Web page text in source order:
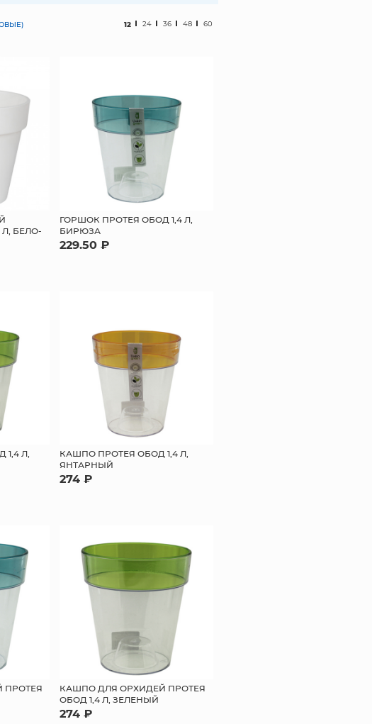
12 24 36 48 60
БЕЛО-
ГОРШОК ПРОТЕЯ ОБОД 1,4 Л,
БИРЮЗА
229.50 ₽
Л,
КАШПО ПРОТЕЯ ОБОД 1,4 Л,
ЯНТАРНЫЙ
274 ₽
ПРОТЕЯ
КАШПО ДЛЯ ОРХИДЕЙ ПРОТЕЯ
ОБОД 1,4 Л, ЗЕЛЕНЫЙ
274 ₽